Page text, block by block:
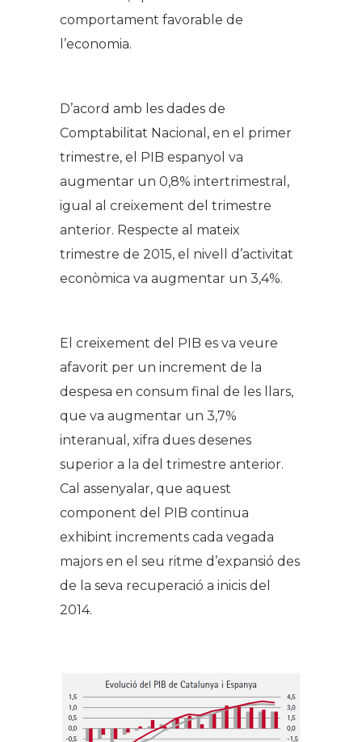
comportament favorable de
l’economia.
D’acord amb les dades de
Comptabilitat Nacional, en el primer
trimestre, el PIB espanyol va
augmentar un 0,8% intertrimestral,
igual al creixement del trimestre
anterior. Respecte al mateix
trimestre de 2015, el nivell d’activitat
econòmica va augmentar un 3,4%.
El creixement del PIB es va veure
afavorit per un increment de la
despesa en consum final de les llars,
que va augmentar un 3,7%
interanual, xifra dues desenes
superior a la del trimestre anterior.
Cal assenyalar, que aquest
component del PIB continua
exhibint increments cada vegada
majors en el seu ritme d’expansió des
de la seva recuperació a inicis del
2014.